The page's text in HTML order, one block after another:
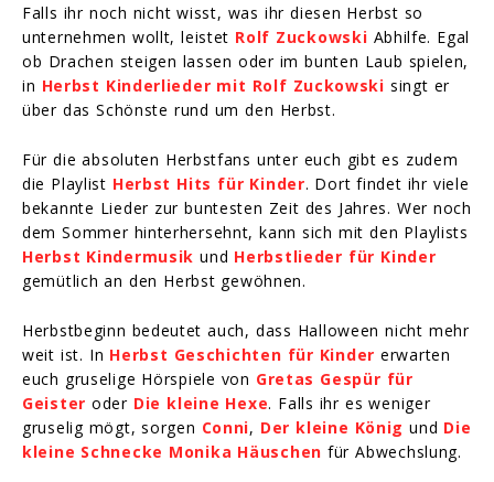
Falls ihr noch nicht wisst, was ihr diesen Herbst so
unternehmen wollt, leistet Rolf Zuckowski Abhilfe. Egal
ob Drachen steigen lassen oder im bunten Laub spielen,
in Herbst Kinderlieder mit Rolf Zuckowski singt er
über das Schönste rund um den Herbst.
Für die absoluten Herbstfans unter euch gibt es zudem
die Playlist Herbst Hits für Kinder. Dort findet ihr viele
bekannte Lieder zur buntesten Zeit des Jahres. Wer noch
dem Sommer hinterhersehnt, kann sich mit den Playlists
Herbst Kindermusik und Herbstlieder für Kinder
gemütlich an den Herbst gewöhnen.
Herbstbeginn bedeutet auch, dass Halloween nicht mehr
weit ist. In Herbst Geschichten für Kinder erwarten
euch gruselige Hörspiele von Gretas Gespür für
Geister oder Die kleine Hexe. Falls ihr es weniger
gruselig mögt, sorgen Conni, Der kleine König und Die
kleine Schnecke Monika Häuschen für Abwechslung.